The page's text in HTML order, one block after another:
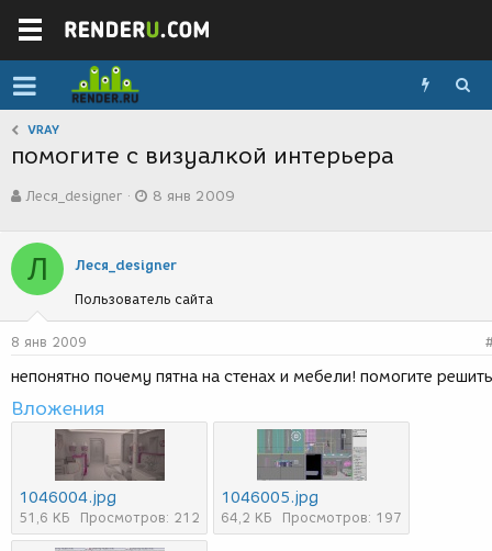
VRAY
помогите с визуалкой интерьера
в
о
р
т
е
м
ы
Леся_designer
а
с
з
д
и
8 янв 2009
Л Леся_designer
Пользователь сайта
8 янв 2009
непонятно почему пятна на стенах и мебели! помогите решить
Вложения
1046004.jpg
51,6 КБ Просмотров: 212
1046005.jpg
64,2 КБ Просмотров: 197